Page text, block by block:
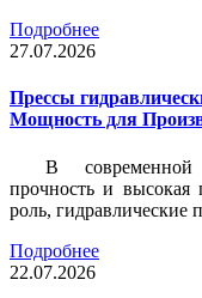
Подробнее
27.07.2026
Прессы
Мощность для
В современной
прочность и высокая
роль, гидравлические
Подробнее
22.07.2026